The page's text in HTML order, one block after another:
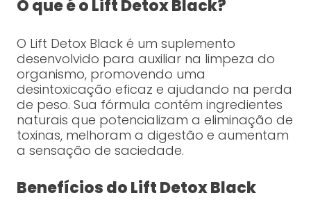
O que é o Lift Detox Black?
O Lift Detox Black é um suplemento
desenvolvido para auxiliar na limpeza do
organismo, promovendo uma
desintoxicação eficaz e ajudando na perda
de peso. Sua fórmula contém ingredientes
naturais que potencializam a eliminação de
toxinas, melhoram a digestão e aumentam
a sensação de saciedade.
Benefícios do Lift Detox Black